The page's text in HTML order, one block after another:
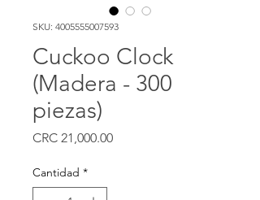
SKU: 4005555007593
Cuckoo Clock
(Madera - 300
piezas)
CRC 21,000.00Precio
Cantidad *